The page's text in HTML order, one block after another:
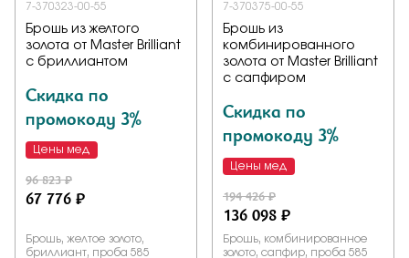
7-370323-00-55
Брошь из желтого
золота от Master Brilliant
с бриллиантом
Скидка по
промокоду 3%
Цены мед
96 823 ₽
67 776 ₽
Брошь, желтое золото,
бриллиант, проба 585
7-370375-00-55
Брошь из
комбинированного
золота от Master Brilliant
с сапфиром
Скидка по
промокоду 3%
Цены мед
194 426 ₽
136 098 ₽
Брошь, комбинированное
золото, сапфир, проба 585